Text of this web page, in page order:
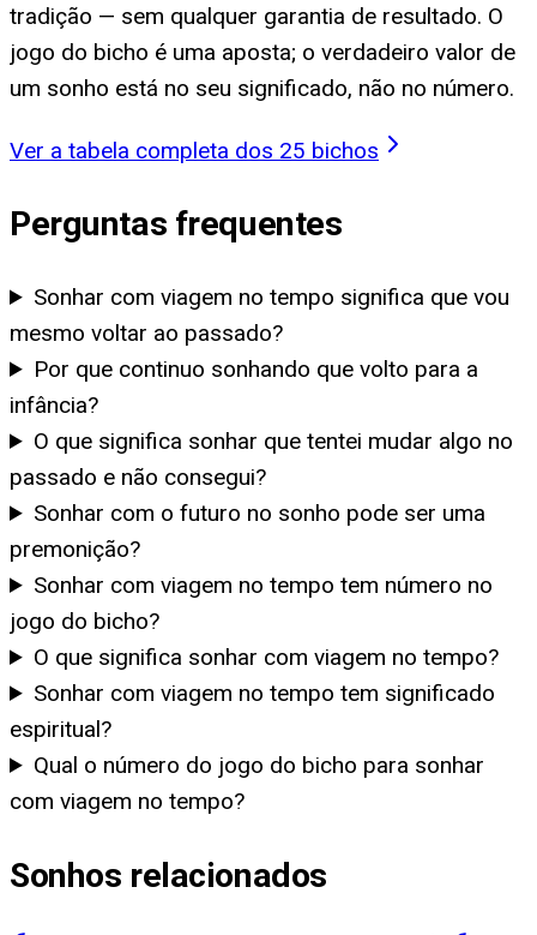
tradição — sem qualquer garantia de resultado. O
jogo do bicho é uma aposta; o verdadeiro valor de
um sonho está no seu significado, não no número.
Ver a tabela completa dos 25 bichos
Perguntas frequentes
Sonhar com viagem no tempo significa que vou
mesmo voltar ao passado?
Por que continuo sonhando que volto para a
infância?
O que significa sonhar que tentei mudar algo no
passado e não consegui?
Sonhar com o futuro no sonho pode ser uma
premonição?
Sonhar com viagem no tempo tem número no
jogo do bicho?
O que significa sonhar com viagem no tempo?
Sonhar com viagem no tempo tem significado
espiritual?
Qual o número do jogo do bicho para sonhar
com viagem no tempo?
Sonhos relacionados